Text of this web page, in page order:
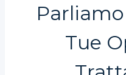
Tue